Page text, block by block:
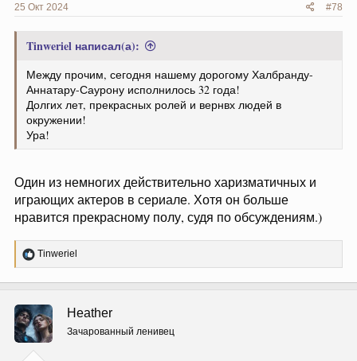
25 Окт 2024 #78
Tinweriel написал(а):
Между прочим, сегодня нашему дорогому Халбранду-
Аннатару-Саурону исполнилось 32 года!
Долгих лет, прекрасных ролей и вернвх людей в
окружении!
Ура!
Один из немногих действительно харизматичных и
играющих актеров в сериале. Хотя он больше
нравится прекрасному полу, судя по обсуждениям.)
Р
ц
и
и
:
Tinweriel
Heather
Зачарованный ленивец